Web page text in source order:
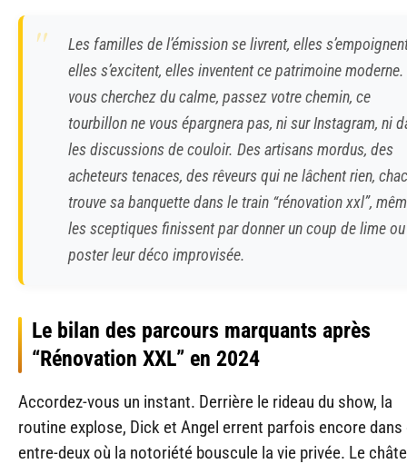
Les familles de l’émission se livrent, elles
elles s’excitent, elles inventent ce patrimoine moderne.
vous cherchez du calme, passez votre chemin, ce
tourbillon ne vous épargnera pas, ni sur Instagram, ni
les discussions de couloir. Des artisans mordus, des
acheteurs tenaces, des rêveurs qui ne lâchent rien,
trouve sa banquette dans le train “rénovation xxl”,
les sceptiques finissent par donner un coup de lime ou
poster leur déco improvisée.
Le bilan des parcours marquants après
“Rénovation XXL” en 2024
Accordez-vous un instant. Derrière le rideau du show, la
routine explose, Dick et Angel errent parfois encore
entre-deux où la notoriété bouscule la vie privée. Le